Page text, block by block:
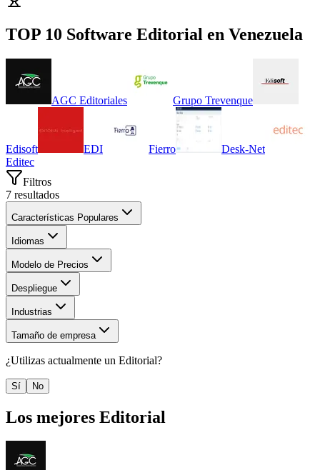
TOP 10 Software Editorial en Venezuela
AGC Editoriales Grupo Trevenque
Edisoft EDI Fierro
Desk-Net
Editec
Filtros
7 resultados
Características Populares
Idiomas
Modelo de Precios
Despliegue
Industrias
Tamaño de empresa
¿Utilizas actualmente un Editorial?
Sí No
Los mejores Editorial